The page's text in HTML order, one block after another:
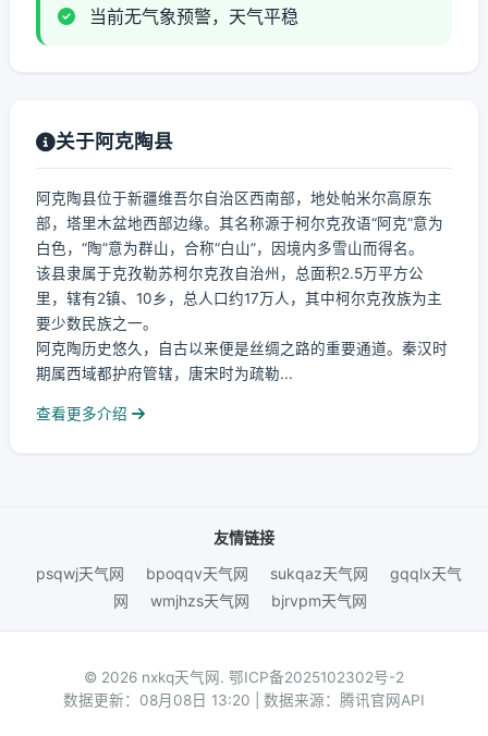
当前无气象预警，天气平稳
关于阿克陶县
阿克陶县位于新疆维吾尔自治区西南部，地处帕米尔高原东
部，塔里木盆地西部边缘。其名称源于柯尔克孜语“阿克”意为
白色，“陶”意为群山，合称“白山”，因境内多雪山而得名。
该县隶属于克孜勒苏柯尔克孜自治州，总面积2.5万平方公
里，辖有2镇、10乡，总人口约17万人，其中柯尔克孜族为主
要少数民族之一。
阿克陶历史悠久，自古以来便是丝绸之路的重要通道。秦汉时
期属西域都护府管辖，唐宋时为疏勒...
查看更多介绍
友情链接
psqwj天气网
bpoqqv天气网 sukqaz天气网
gqqlx天气
网
wmjhzs天气网 bjrvpm天气网
© 2026 nxkq天气网. 鄂ICP备2025102302号-2
数据更新：08月08日 13:20 | 数据来源：腾讯官网API